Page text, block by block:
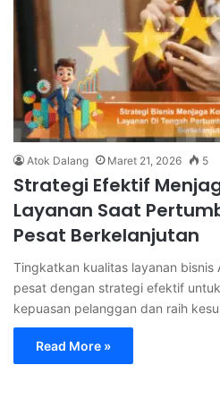
Atok Dalang Maret 21, 2026 5
Strategi Efektif
Layanan Saat
Pesat Berkelanjutan
Tingkatkan kualitas layanan bisnis
pesat dengan strategi efektif
kepuasan pelanggan dan raih
Read More »